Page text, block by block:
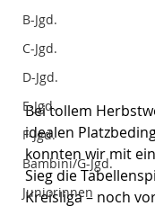
B-Jgd.
C-Jgd.
D-Jgd.
E-Jgd.
F-Jgd.
Bambini/G-Jgd.
Juniorinnen
Bei tollem
idealen
konnten wir mit
Sieg die
Kreisliga – noch